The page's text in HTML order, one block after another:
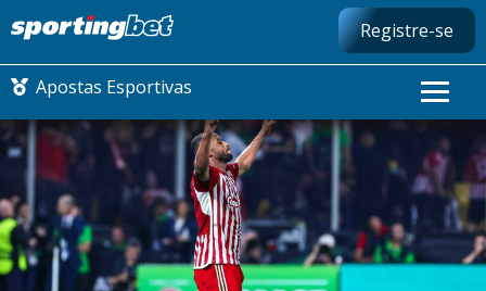
Registre-se
Apostas Esportivas
CONMEBOL LIBERTADORES
FUTEBOL NACIONAL